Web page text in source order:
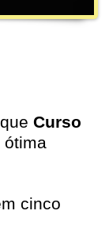
Curso
ótima
cinco